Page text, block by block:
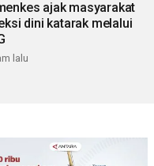
ajak masyarakat
dini katarak melalui
lalu